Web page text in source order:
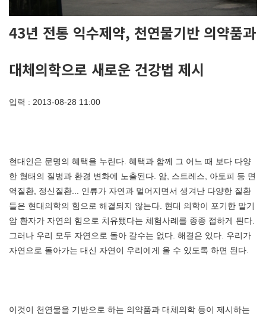
43년 전통 익수제약, 천연물기반 의약품과
대체의학으로 새로운 건강법 제시
입력 : 2013-08-28 11:00
현대인은 문명의 혜택을 누린다. 혜택과 함께 그 어느 때 보다 다양
한 형태의 질병과 환경 변화에 노출된다. 암, 스트레스, 아토피 등 면
역질환, 정신질환... 인류가 자연과 멀어지면서 생겨난 다양한 질환
들은 현대의학의 힘으로 해결되지 않는다. 현대 의학이 포기한 말기
암 환자가 자연의 힘으로 치유됐다는 체험사례를 종종 접하게 된다.
그러나 우리 모두 자연으로 돌아 갈수는 없다. 해결은 있다. 우리가
자연으로 돌아가는 대신 자연이 우리에게 올 수 있도록 하면 된다.
이것이 천연물을 기반으로 하는 의약품과 대체의학 등이 제시하는